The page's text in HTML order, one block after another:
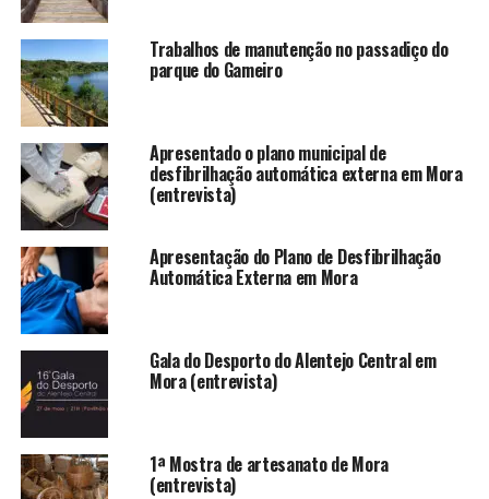
Trabalhos de manutenção no passadiço do
parque do Gameiro
Apresentado o plano municipal de
desfibrilhação automática externa em Mora
(entrevista)
Apresentação do Plano de Desfibrilhação
Automática Externa em Mora
Gala do Desporto do Alentejo Central em
Mora (entrevista)
1ª Mostra de artesanato de Mora
(entrevista)